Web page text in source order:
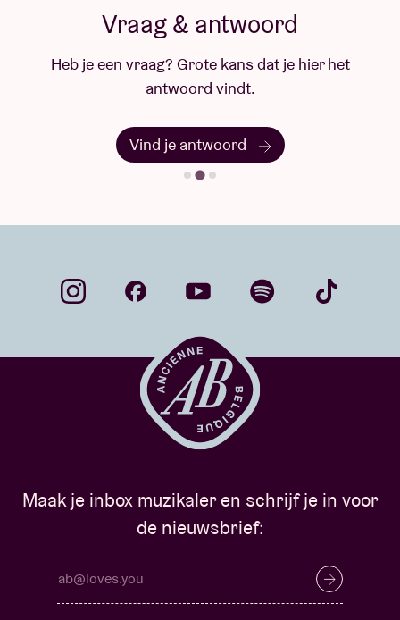
Vraag & antwoord
Heb je een vraag? Grote kans dat je hier het
antwoord vindt.
Vind je antwoord
Maak je inbox muzikaler en schrijf je in voor
de nieuwsbrief: